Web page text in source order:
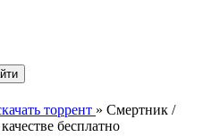
торрент » Смертник /
бесплатно